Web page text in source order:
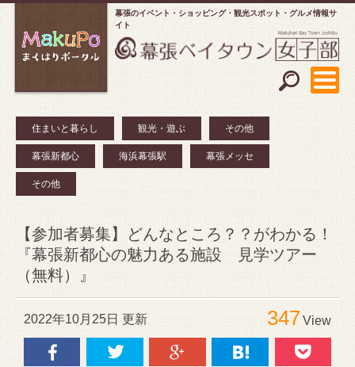
幕張のイベント・ショッピング
観光スポット・グルメ情報サ
イト
住まいと暮らし 観光・遊ぶ その他
幕張新都心 海浜幕張駅 幕張メッセ
その他
【参加者募集】どんなところ？？がわかる！
『幕張新都心の魅力ある施設 見学ツアー
（無料）』
2022年10月25日 更新 347View